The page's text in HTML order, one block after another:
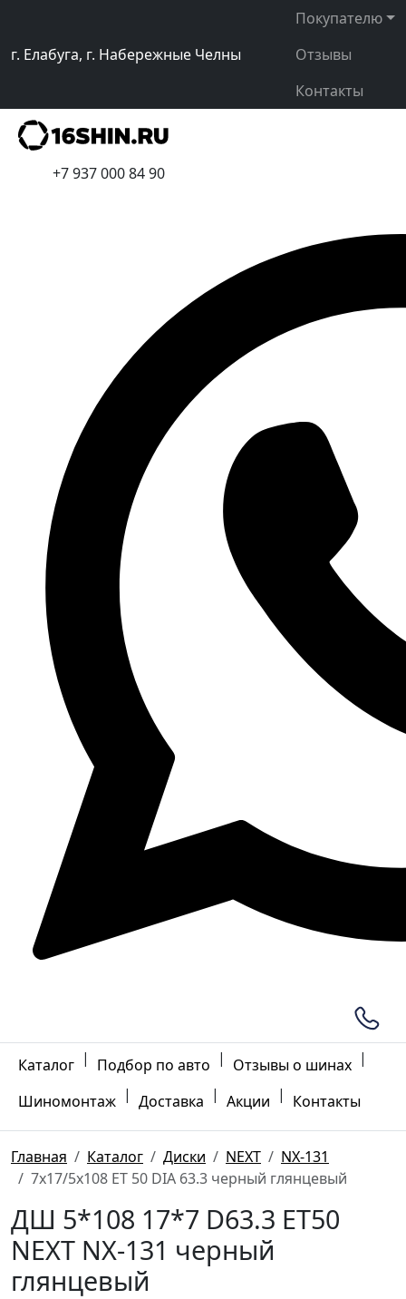
г. Елабуга, г. Набережные Челны
Покупателю
Отзывы
Контакты
+7 937 000 84 90
Каталог | Подбор по авто | Отзывы о шинах |
Шиномонтаж | Доставка | Акции | Контакты
Главная Каталог Диски NEXT
NX-131
7x17/5x108 ET 50 DIA 63.3 черный глянцевый
ДШ 5*108 17*7 D63.3 ET50
NEXT NX-131 черный
глянцевый